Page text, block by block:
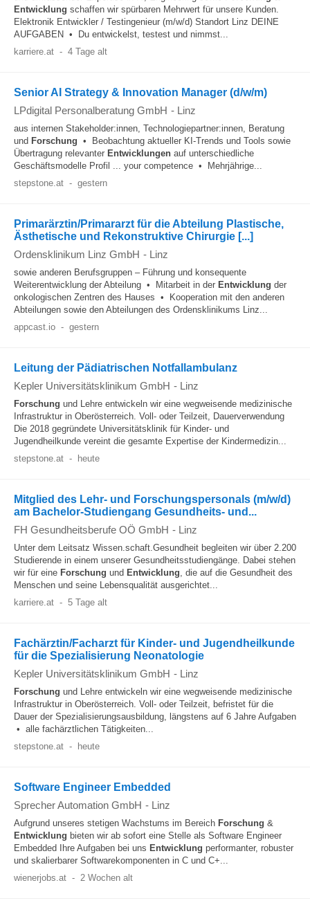
Entwicklung schaffen wir spürbaren Mehrwert für unsere Kunden.
Elektronik Entwickler / Testingenieur (m/w/d) Standort Linz DEINE
AUFGABEN • Du entwickelst, testest und nimmst...
karriere.at - 4 Tage alt
Senior AI Strategy & Innovation Manager (d/w/m)
LPdigital Personalberatung GmbH - Linz
aus internen Stakeholder:innen, Technologiepartner:innen, Beratung
und Forschung • Beobachtung aktueller KI-Trends und Tools sowie
Übertragung relevanter Entwicklungen auf unterschiedliche
Geschäftsmodelle Profil ... your competence • Mehrjährige...
stepstone.at - gestern
Primarärztin/Primararzt für die Abteilung Plastische,
Ästhetische und Rekonstruktive Chirurgie [...]
Ordensklinikum Linz GmbH - Linz
sowie anderen Berufsgruppen – Führung und konsequente
Weiterentwicklung der Abteilung • Mitarbeit in der Entwicklung der
onkologischen Zentren des Hauses • Kooperation mit den anderen
Abteilungen sowie den Abteilungen des Ordensklinikums Linz...
appcast.io - gestern
Leitung der Pädiatrischen Notfallambulanz
Kepler Universitätsklinikum GmbH - Linz
Forschung und Lehre entwickeln wir eine wegweisende medizinische
Infrastruktur in Oberösterreich. Voll- oder Teilzeit, Dauerverwendung
Die 2018 gegründete Universitätsklinik für Kinder- und
Jugendheilkunde vereint die gesamte Expertise der Kindermedizin...
stepstone.at - heute
Mitglied des Lehr- und Forschungspersonals (m/w/d)
am Bachelor-Studiengang Gesundheits- und...
FH Gesundheitsberufe OÖ GmbH - Linz
Unter dem Leitsatz Wissen.schaft.Gesundheit begleiten wir über 2.200
Studierende in einem unserer Gesundheitsstudiengänge. Dabei stehen
wir für eine Forschung und Entwicklung, die auf die Gesundheit des
Menschen und seine Lebensqualität ausgerichtet...
karriere.at - 5 Tage alt
Fachärztin/Facharzt für Kinder- und Jugendheilkunde
für die Spezialisierung Neonatologie
Kepler Universitätsklinikum GmbH - Linz
Forschung und Lehre entwickeln wir eine wegweisende medizinische
Infrastruktur in Oberösterreich. Voll- oder Teilzeit, befristet für die
Dauer der Spezialisierungsausbildung, längstens auf 6 Jahre Aufgaben
• alle fachärztlichen Tätigkeiten...
stepstone.at - heute
Software Engineer Embedded
Sprecher Automation GmbH - Linz
Aufgrund unseres stetigen Wachstums im Bereich Forschung &
Entwicklung bieten wir ab sofort eine Stelle als Software Engineer
Embedded Ihre Aufgaben bei uns Entwicklung performanter, robuster
und skalierbarer Softwarekomponenten in C und C+...
wienerjobs.at - 2 Wochen alt